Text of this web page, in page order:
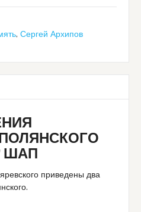
,Сергей Архипов
ШАП
приведены два